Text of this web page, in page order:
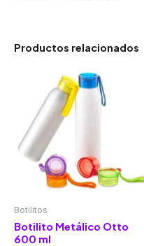
Productos relacionados
Botilitos
Botilito Metálico Otto
600 ml